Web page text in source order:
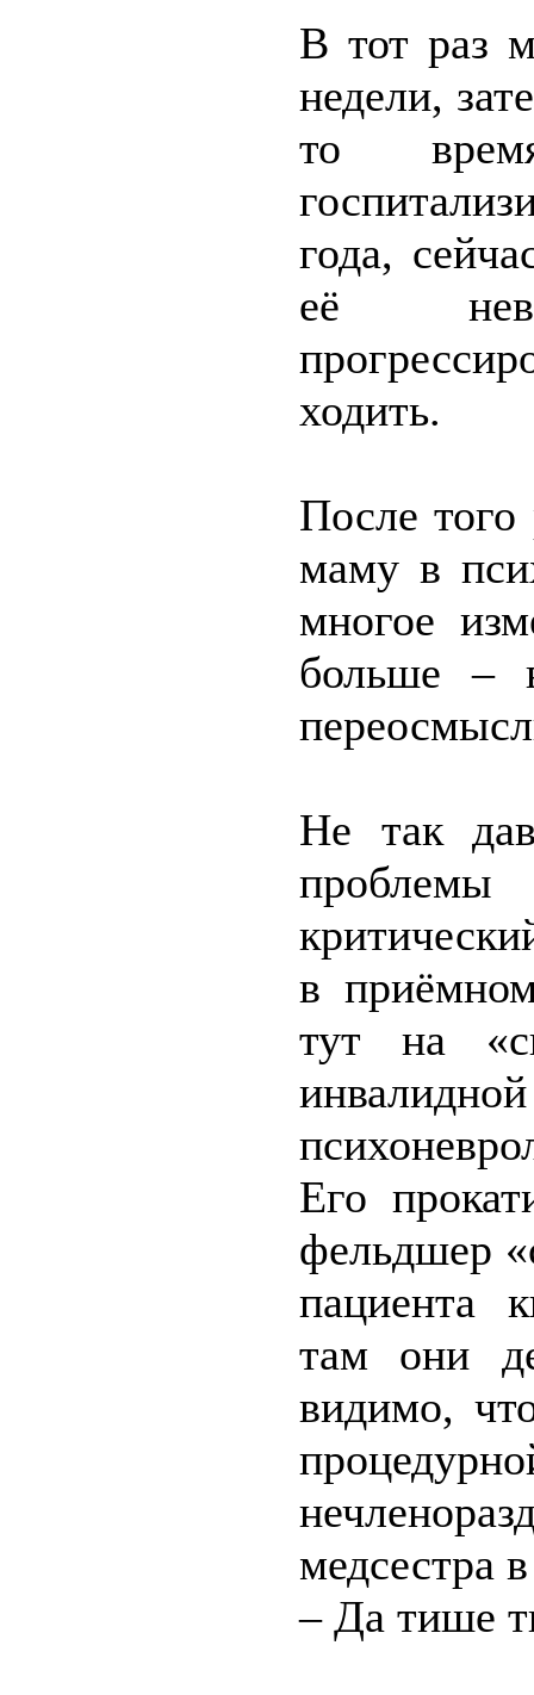
В тот раз
недели,
то
года,
её
ходить.
После того
маму в
многое
больше –
Не так
в
тут на
Его
фельдшер
пациента
там они
видимо,
медсестра
– Да тише